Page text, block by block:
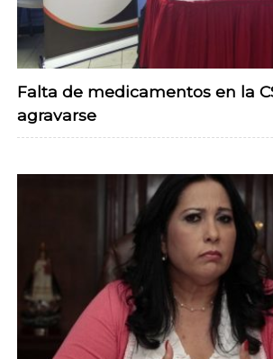
Falta de medicamentos en la
agravarse